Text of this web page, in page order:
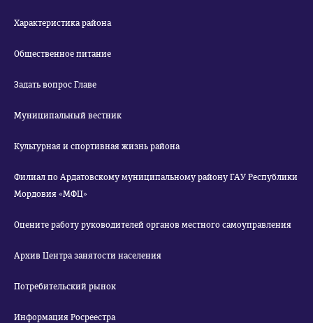
Характеристика района
Общественное питание
Задать вопрос Главе
Муниципальный вестник
Культурная и спортивная жизнь района
Филиал по Ардатовскому муниципальному району ГАУ Республики
Мордовия «МФЦ»
Оцените работу руководителей органов местного самоуправления
Архив Центра занятости населения
Потребительский рынок
Информация Росреестра